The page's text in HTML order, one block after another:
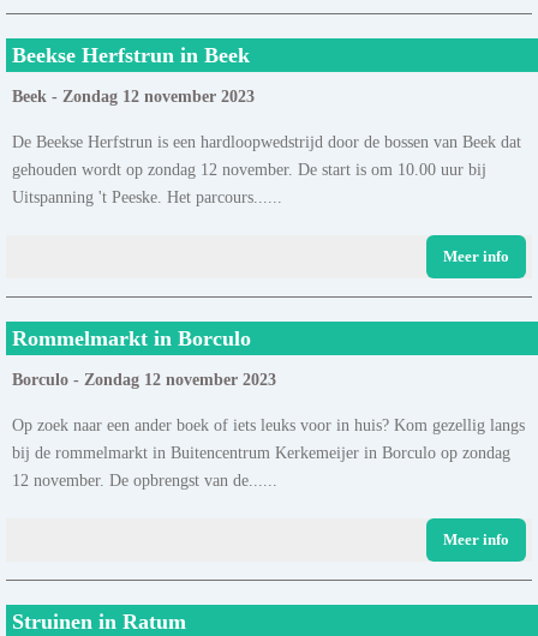
Beekse Herfstrun in Beek
Beek - Zondag 12 november 2023
De Beekse Herfstrun is een hardloopwedstrijd door de bossen van Beek dat
gehouden wordt op zondag 12 november. De start is om 10.00 uur bij
Uitspanning 't Peeske. Het parcours......
Meer info
Rommelmarkt in Borculo
Borculo - Zondag 12 november 2023
Op zoek naar een ander boek of iets leuks voor in huis? Kom gezellig langs
bij de rommelmarkt in Buitencentrum Kerkemeijer in Borculo op zondag
12 november. De opbrengst van de......
Meer info
Struinen in Ratum